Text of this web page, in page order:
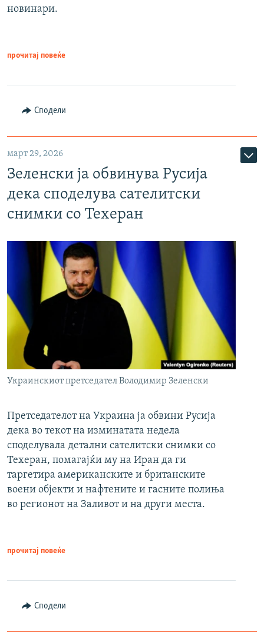
новинари.
прочитај повеќе
Сподели
март 29, 2026
Зеленски ја обвинува Русија
дека споделува сателитски
снимки со Техеран
Украинскиот претседател Володимир Зеленски
Претседателот на Украина ја обвини Русија
дека во текот на изминатата недела
споделувала детални сателитски снимки со
Техеран, помагајќи му на Иран да ги
таргетира американските и британските
воени објекти и нафтените и гасните полиња
во регионот на Заливот и на други места.
прочитај повеќе
Сподели